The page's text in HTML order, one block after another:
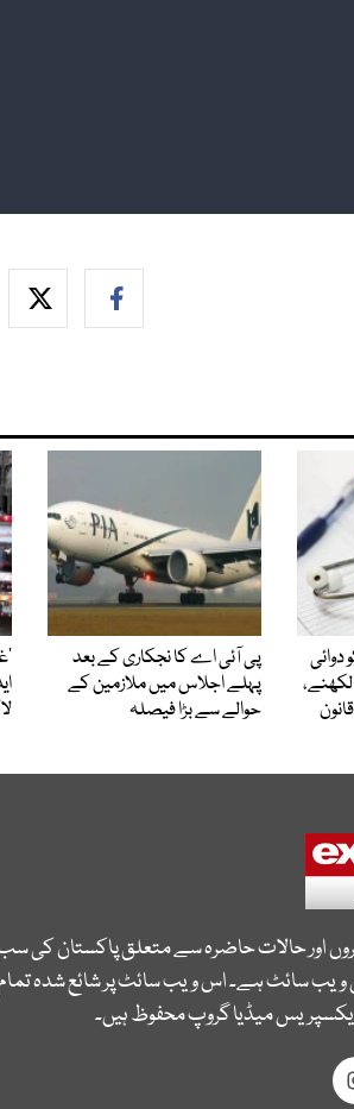
دوائی
لکھنے،
پی آئی اے کا نجکاری کے بعد
پہلے اجلاس میں ملازمین کے
حوالے سے بڑا فیصلہ
اور حالات حاضرہ سے متعلق پاکستان کی
ویب سائٹ ہے۔ اس ویب سائٹ پر شائع شدہ
میڈیا گروپ محفوظ ہیں۔